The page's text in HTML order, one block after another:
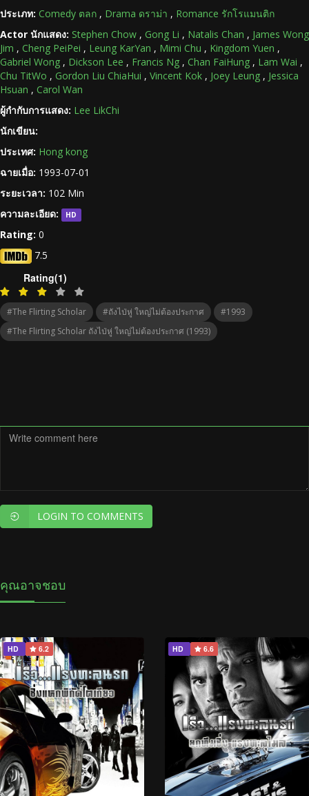
ประเภท: Comedy ตลก , Drama ดราม่า , Romance รักโรแมนติก
Actor นักแสดง: Stephen Chow , Gong Li , Natalis Chan , James Wong
Jim , Cheng PeiPei , Leung KarYan , Mimi Chu , Kingdom Yuen ,
Gabriel Wong , Dickson Lee , Francis Ng , Chan FaiHung , Lam Wai ,
Chu TitWo , Gordon Liu ChiaHui , Vincent Kok , Joey Leung , Jessica
Hsuan , Carol Wan
ผู้กำกับการแสดง: Lee LikChi
นักเขียน:
ประเทศ: Hong kong
ฉายเมื่อ: 1993-07-01
ระยะเวลา: 102 Min
ความละเอียด:
HD
Rating: 0
7.5
Rating(1)
#The Flirting Scholar #ถังไป่หู่ ใหญ่ไม่ต้องประกาศ
#1993
#The Flirting Scholar ถังไป่หู่ ใหญ่ไม่ต้องประกาศ (1993)
LOGIN TO COMMENTS
คุณอาจชอบ
HD 6.2 HD 6.6